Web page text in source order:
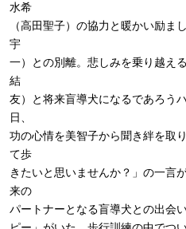
水希
（高田聖子）の協力と暖かい励ま
宇
一）との別離。悲しみを乗り越え
結
友）と将来盲導犬になるであろう
日、
功の心情を美智子から聞き絆を取
て歩
きたいと思いませんか？」の一言
来の
パートナーとなる盲導犬との出会